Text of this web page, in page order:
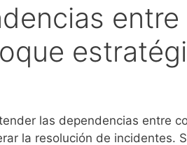
las dependencias entre
la resolución de incidentes.